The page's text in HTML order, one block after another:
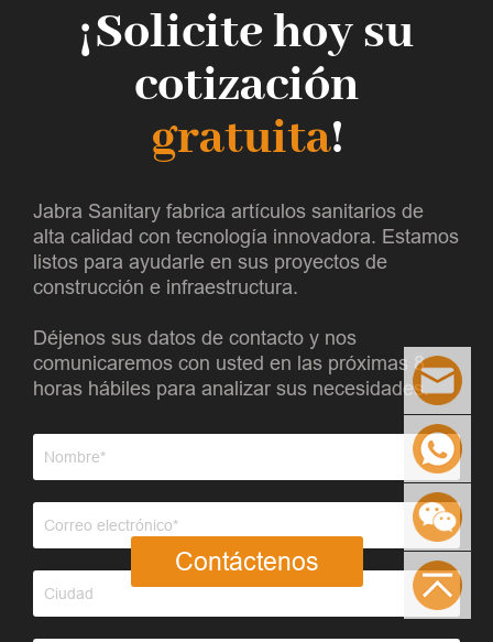
¡Solicite hoy su
cotización
gratuita!
Jabra Sanitary fabrica artículos sanitarios de
alta calidad con tecnología innovadora. Estamos
listos para ayudarle en sus proyectos de
construcción e infraestructura.
Déjenos sus datos de contacto y nos
comunicaremos con usted en las próximas 8
horas hábiles para analizar sus necesidades.
Contáctenos